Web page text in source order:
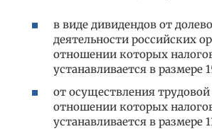
в виде дивидендов от
деятельности российских
отношении которых
устанавливается в размере
от осуществления трудовой
отношении которых
устанавливается в размере